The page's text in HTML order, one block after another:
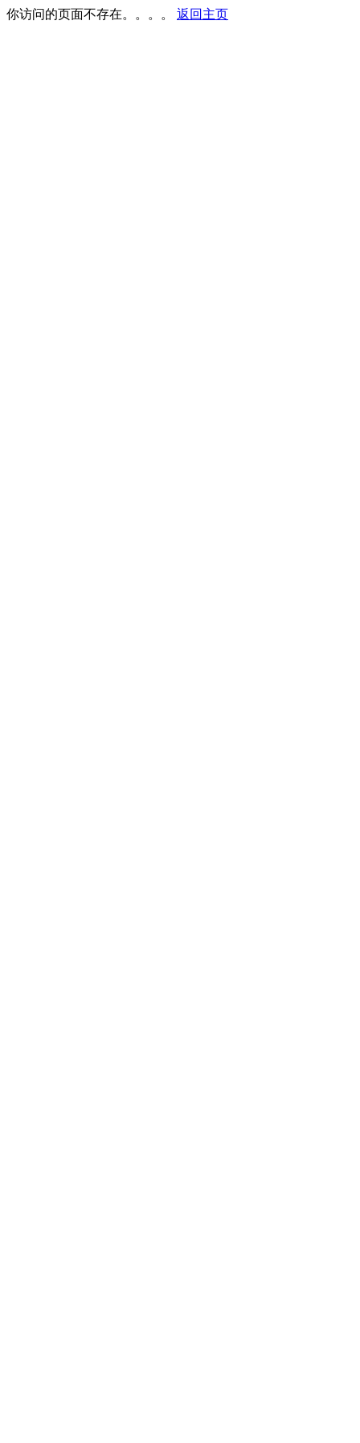
你访问的页面不存在。。。。 返回主页